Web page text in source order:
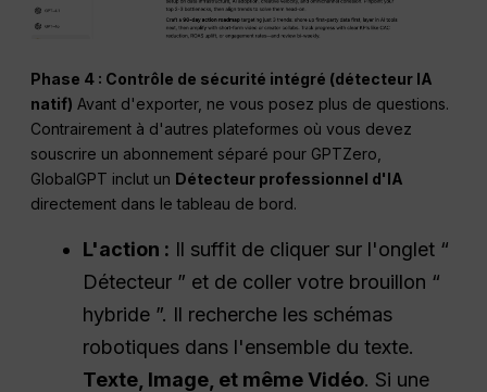
Phase 4 : Contrôle de sécurité intégré (détecteur IA
natif) Avant d'exporter, ne vous posez plus de questions.
Contrairement à d'autres plateformes où vous devez
souscrire un abonnement séparé pour GPTZero,
GlobalGPT inclut un Détecteur professionnel d'IA
directement dans le tableau de bord.
L'action : Il suffit de cliquer sur l'onglet “
Détecteur ” et de coller votre brouillon “
hybride ”. Il recherche les schémas
robotiques dans l'ensemble du texte.
Texte Image , et mêmeVidéo. Si une